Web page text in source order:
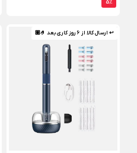
5%
↩ ارسال کالا از 6 روز کاری بعد 🤌🏼